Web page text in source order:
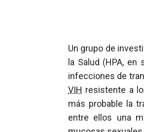
Un grupo de
la Salud (HPA,
infecciones de
VIH resistente a
más probable la
entre ellos una